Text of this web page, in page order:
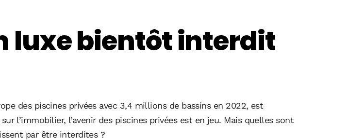
luxe bientôt interdit
des piscines privées avec 3,4 millions de bassins en 2022, est
l’immobilier, l’avenir des piscines privées est en jeu. Mais quelles sont
par être interdites ?